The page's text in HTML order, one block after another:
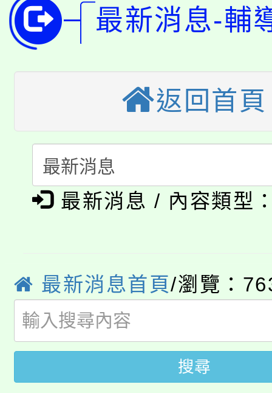
開!
115年桃園市運動會8/
田徑場及游泳池舉行。
桃園市低收入戶享有免
視費優惠，中低收入戶
半價優惠，詳情可洽有
者。
大園自造教育及科技中
份教師增能研習
大溪自造教育及科技
份教師研習
淨零綠生活教案入校路
會
115年食農教育專業人
程
「本色祭」8/29、30在
局官網。
8月14至27日，桃園電
開!
115年桃園市運動會8/
田徑場及游泳池舉行。
桃園市低收入戶享有免
視費優惠，中低收入戶
大園自造教育及科技中
最新消息-輔
返回首頁
最新消息 / 內容類型
最新消息首頁/瀏覽：
搜尋